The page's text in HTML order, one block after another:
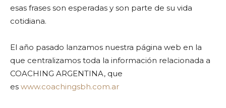
esas frases son esperadas y son parte de su vida
cotidiana.
El año pasado lanzamos nuestra página web en la
que centralizamos toda la información relacionada a
COACHING ARGENTINA, que
es www.coachingsbh.com.ar